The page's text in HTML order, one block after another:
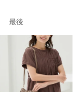
最後